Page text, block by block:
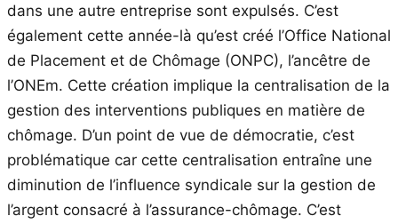
dans une autre entreprise sont expulsés. C’est
également cette année-là qu’est créé l’Office National
de Placement et de Chômage (ONPC), l’ancêtre de
l’ONEm. Cette création implique la centralisation de la
gestion des interventions publiques en matière de
chômage. D’un point de vue de démocratie, c’est
problématique car cette centralisation entraîne une
diminution de l’influence syndicale sur la gestion de
l’argent consacré à l’assurance-chômage. C’est